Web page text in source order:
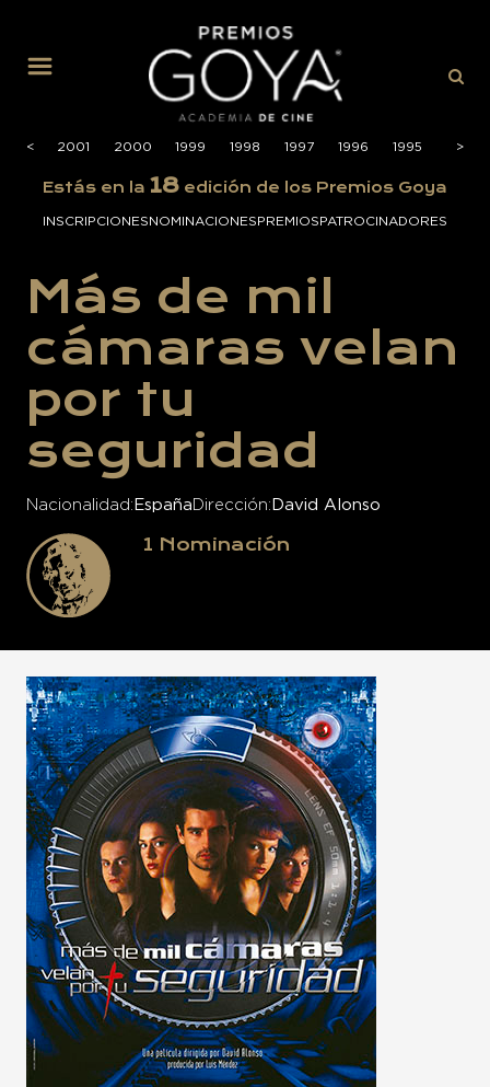
<
< 2001 2000 1999 1998 1997 1996 1995 1994
>
>
Estás en la 18 edición de los Premios Goya
INSCRIPCIONESNOMINACIONESPREMIOSPATROCINADORES
Más de mil
cámaras velan
por tu
seguridad
Nacionalidad España Dirección David Alonso
1 Nominación